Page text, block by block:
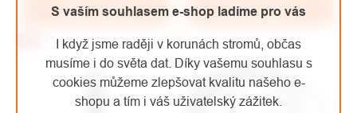
S vaším souhlasem e-shop ladíme pro vás
I když jsme raději v korunách stromů, občas
musíme i do světa dat. Díky vašemu souhlasu s
cookies můžeme zlepšovat kvalitu našeho e-
shopu a tím i váš uživatelský zážitek.
Do košíku Do košíku